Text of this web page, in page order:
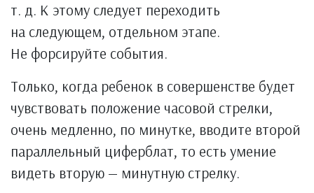
т. д. К этому следует переходить
на следующем, отдельном этапе.
Не форсируйте события.
Только, когда ребенок в совершенстве будет
чувствовать положение часовой стрелки,
очень медленно, по минутке, вводите второй
параллельный циферблат, то есть умение
видеть вторую — минутную стрелку.